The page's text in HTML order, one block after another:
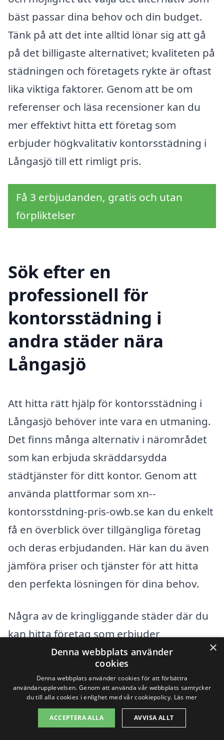
bäst passar dina behov och din budget.
Tänk på att det inte alltid lönar sig att gå
på det billigaste alternativet; kvaliteten på
städningen och företagets rykte är oftast
lika viktiga faktorer. Genom att be om
referenser och läsa recensioner kan du
mer effektivt hitta ett företag som
erbjuder högkvalitativ kontorsstädning i
Långasjö till ett rimligt pris.
Få 3 erbjudanden, gratis och utan
förpliktelser
Sök efter en
professionell för
kontorsstädning i
andra städer nära
Långasjö
Att hitta rätt hjälp för kontorsstädning i
Långasjö behöver inte vara en utmaning.
Det finns många alternativ i närområdet
som kan erbjuda skräddarsydda
städtjänster för ditt kontor. Genom att
använda plattformar som xn--
kontorsstdning-pris-owb.se kan du enkelt
få en överblick över tillgängliga företag
och deras erbjudanden. Här kan du även
jämföra priser och tjänster för att hitta
den perfekta lösningen för dina behov.
Några av de kringliggande städer där du
kan hitta företag som erbjuder
kontorsstädning är:
Emmaboda
Kosta
×
Denna webbplats använder
cookies
Denna webbplats använder cookies för att förbättra
användarupplevelsen. Genom att använda vår webbplats samtycker
du till alla cookies i enlighet med vår cookiepolicy. Läs mer
ACCEPTERA ALLA AVVISA ALLT